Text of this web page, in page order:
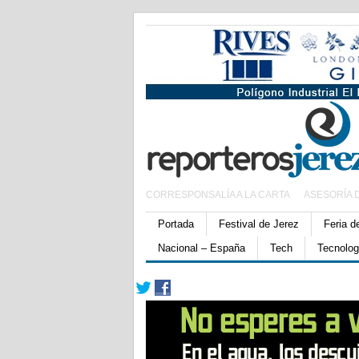
CORRESPONSALÍA A LA CARTA ASESORÍA
Portada Festival de Jerez
Feria
Nacional – España
Tech